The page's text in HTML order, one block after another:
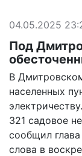
04.05.2025
Под
В
населенных
321 садовое
сообщил
слова в